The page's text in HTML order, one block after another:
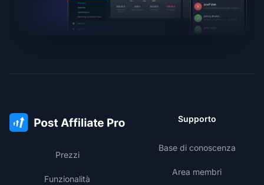
Prezzi
Funzionalità
Supporto
Base di conoscenza
Area membri